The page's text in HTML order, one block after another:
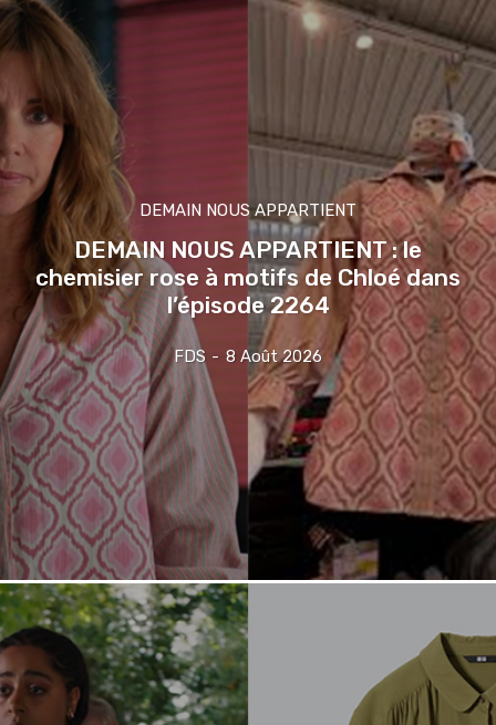
DEMAIN NOUS APPARTIENT
DEMAIN NOUS APPARTIENT : le
chemisier rose à motifs de Chloé dans
l’épisode 2264
FDS - 8 Août 2026